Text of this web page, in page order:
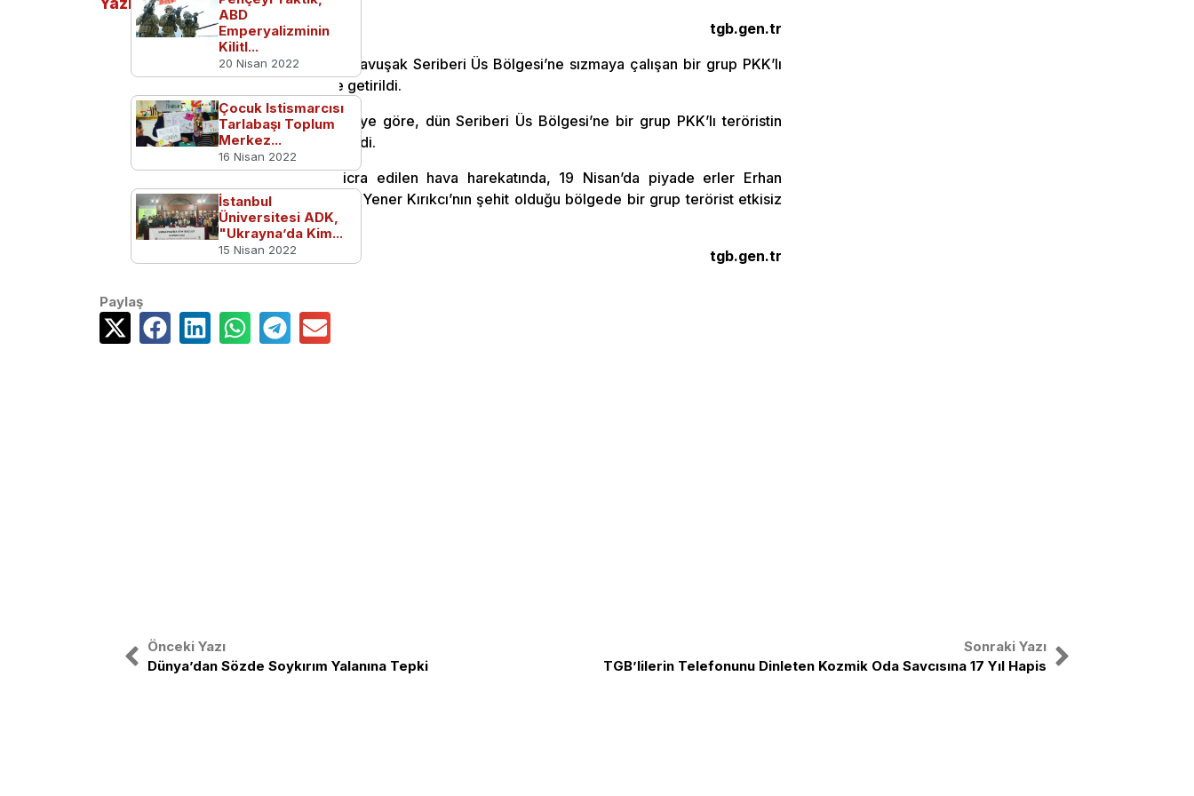
tgb.gen.tr
Hakkari’nin Çukurca ilçesine bağlı Kavuşak Seriberi Üs Bölgesi’ne sızmaya çalışan bir grup PKK’lı
terörist, hava harekatıyla etkisiz hale getirildi.
Güvenlik kaynaklarından alınan bilgiye göre, dün Seriberi Üs Bölgesi’ne bir grup PKK’lı teröristin
sızma girişiminde bulunduğu tespit edildi.
Hava Kuvvetleri Komutanlığınca icra edilen hava harekatında, 19 Nisan’da piyade erler Erhan
Çiyapul, Murat Şahin, Şevket Çetin ve Yener Kırıkcı’nın şehit olduğu bölgede bir grup terörist etkisiz
hale getirildi.
tgb.gen.tr
Yazılar
ABD
Emperyalizminin
Kilitl...
20 Nisan 2022
Çocuk Istismarcısı
Tarlabaşı Toplum
Merkez...
16 Nisan 2022
İstanbul
Üniversitesi ADK,
"Ukrayna’da Kim...
15 Nisan 2022
Paylaş
Önceki Yazı
Dünya’dan Sözde Soykırım Yalanına Tepki
Sonraki Yazı
TGB’lilerin Telefonunu Dinleten Kozmik Oda Savcısına 17 Yıl Hapis